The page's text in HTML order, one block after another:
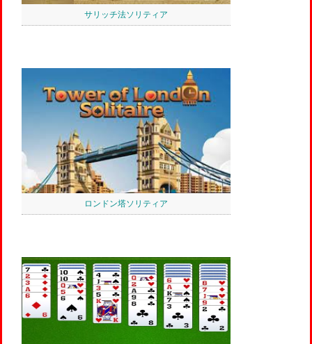
サリッチ法ソリティア
ロンドン塔ソリティア